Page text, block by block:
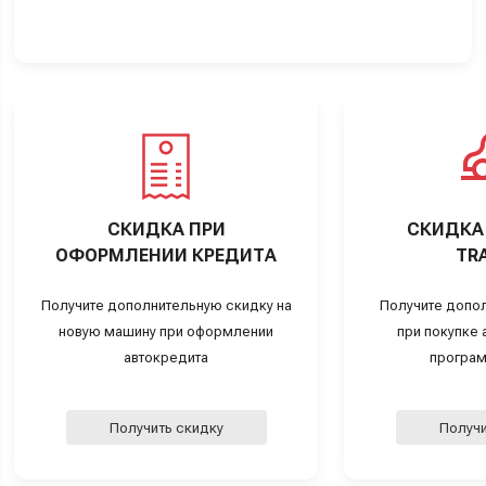
СКИДКА ПРИ
ОФОРМЛЕНИИ КРЕДИТА
Получите дополнительную скидку на
новую машину при оформлении
автокредита
Получить скидку
СКИДКА
Получите
при покупке